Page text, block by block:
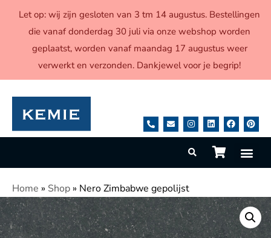
Home » Shop » Nero Zimbabwe gepolijst
Let op: wij zijn gesloten van 3 tm 14 augustus. Bestellingen
die vanaf donderdag 30 juli via onze webshop worden
geplaatst, worden vanaf maandag 17 augustus weer
verwerkt en verzonden. Dankjewel voor je begrip!